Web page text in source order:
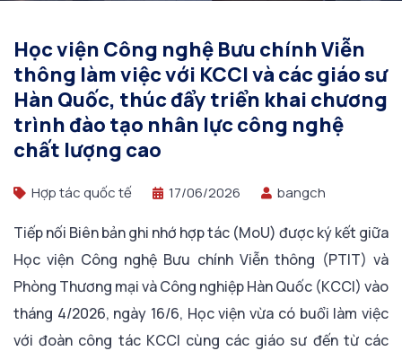
Học viện Công nghệ Bưu chính Viễn
thông làm việc với KCCI và các giáo sư
Hàn Quốc, thúc đẩy triển khai chương
trình đào tạo nhân lực công nghệ
chất lượng cao
Hợp tác quốc tế 17/06/2026 bangch
Tiếp nối Biên bản ghi nhớ hợp tác (MoU) được ký kết giữa
Học viện Công nghệ Bưu chính Viễn thông (PTIT) và
Phòng Thương mại và Công nghiệp Hàn Quốc (KCCI) vào
tháng 4/2026, ngày 16/6, Học viện vừa có buổi làm việc
với đoàn công tác KCCI cùng các giáo sư đến từ các